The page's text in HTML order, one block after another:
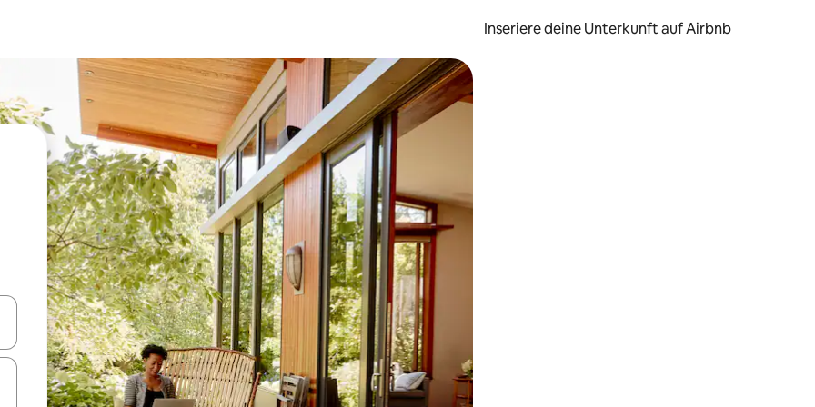
Inseriere deine Unterkunft auf Airbnb
nach oben und unten oder erkunde die Ergebnisse durch Berühren oder Wischgesten.